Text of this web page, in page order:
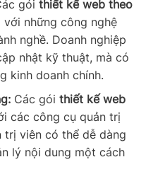
gói thiết kế web theo
những công nghệ
nghề. Doanh nghiệp
nhật kỹ thuật, mà có
kinh doanh chính.
Các gói thiết kế web
các công cụ quản trị
trị viên có thể dễ dàng
lý nội dung một cách